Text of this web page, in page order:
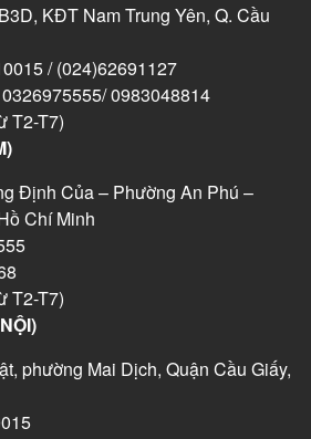
KĐT Nam Trung Yên, Q. Cầu
/ (024)62691127
0983048814
T2-T7)
Định Của – Phường An Phú –
Chí Minh
T2-T7)
phường Mai Dịch, Quận Cầu Giấy,